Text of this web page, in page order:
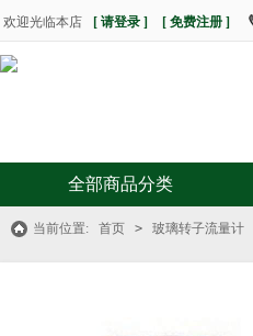
欢迎光临本店 [ 请登录 ] [ 免费注册 ]
全部商品分类
当前位置: 首页 > 玻璃转子流量计